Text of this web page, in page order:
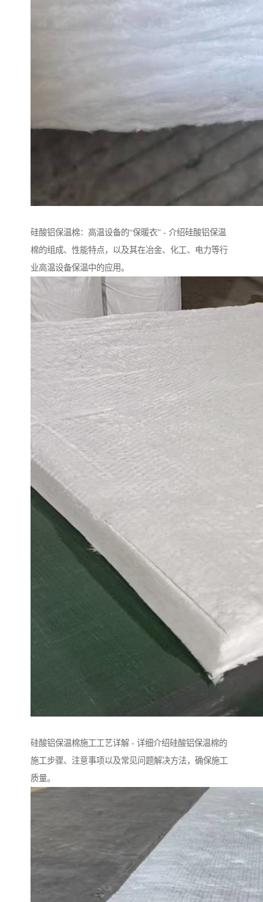
硅酸铝保温棉：高温设备的“保暖衣” - 介绍硅酸铝保温
棉的组成、性能特点，以及其在冶金、化工、电力等行
业高温设备保温中的应用。
硅酸铝保温棉施工工艺详解 - 详细介绍硅酸铝保温棉的
施工步骤、注意事项以及常见问题解决方法，确保施工
质量。